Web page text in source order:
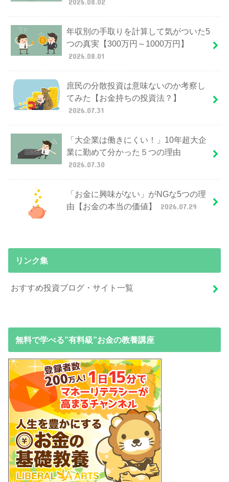
年収別の手取りを計算して気がついた5
つの真実【300万円～1000万円】
2026.08.01
庶民の分散投資は意味ないのか考察し
てみた【お金持ちの投資法？】
2026.07.31
「大企業は働きにくい！」10年超大企
業に勤めて分かった５つの理由
2026.07.30
「お金に興味がない」がNGな5つの理
由【お金の本当の価値】
2026.07.29
リンク集
おすすめ投資ブログ・サイト一覧
無料で学べる”有料級”お金の教養講座